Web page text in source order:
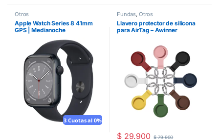
Otros
Apple Watch Series 8 41mm
GPS | Medianoche
3 Cuotas al 0%
Fundas, Otros
Llavero protector de silicona
para AirTag – Awinner
$29.900 $79.900